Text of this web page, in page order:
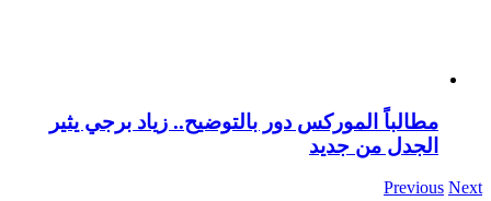
مطالباً الموركس دور بالتوضيح.. زياد برجي يثير
الجدل من جديد
Previous Next